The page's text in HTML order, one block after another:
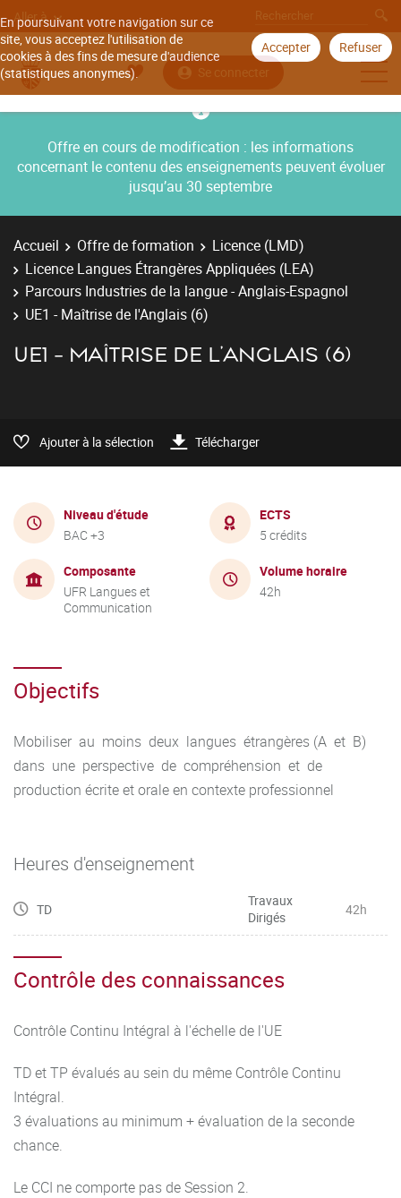
En poursuivant votre navigation sur ce
site, vous acceptez l'utilisation de
cookies à des fins de mesure d'audience
(statistiques anonymes).
Accepter Refuser
Aller à
Se connecter
Offre en cours de modification : les informations
concernant le contenu des enseignements peuvent évoluer
jusqu’au 30 septembre
Accueil Offre de formation
Licence (LMD)
Licence Langues Étrangères Appliquées (LEA)
Parcours Industries de la langue - Anglais-Espagnol
UE1 - Maîtrise de l'Anglais (6)
UE1 - MAÎTRISE DE L'ANGLAIS (6)
Ajouter à la sélection Télécharger
Niveau d'étude
BAC +3
ECTS
5 crédits
Composante
UFR Langues et
Communication
Volume horaire
42h
Objectifs
Mobiliser au moins deux langues étrangères (A et B)
dans une perspective de compréhension et de
production écrite et orale en contexte professionnel
Heures d'enseignement
TD
Travaux
Dirigés
42h
Contrôle des connaissances
Contrôle Continu Intégral à l'échelle de l'UE
TD et TP évalués au sein du même Contrôle Continu
Intégral.
3 évaluations au minimum + évaluation de la seconde
chance.
Le CCI ne comporte pas de Session 2.